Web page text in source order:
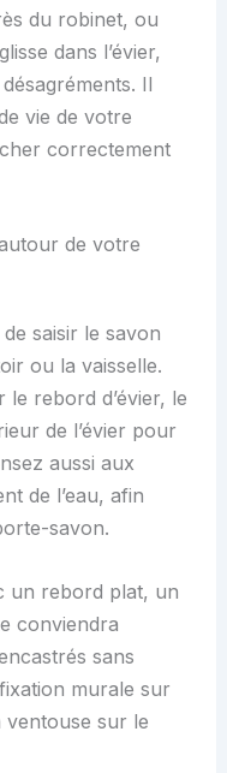
du robinet, ou
dans l’évier,
Il
vie de votre
correctement
de votre
saisir le savon
ou la vaisselle.
rebord d’évier, le
de l’évier pour
aussi aux
de l’eau, afin
savon.
un rebord plat, un
conviendra
sans
murale sur
sur le